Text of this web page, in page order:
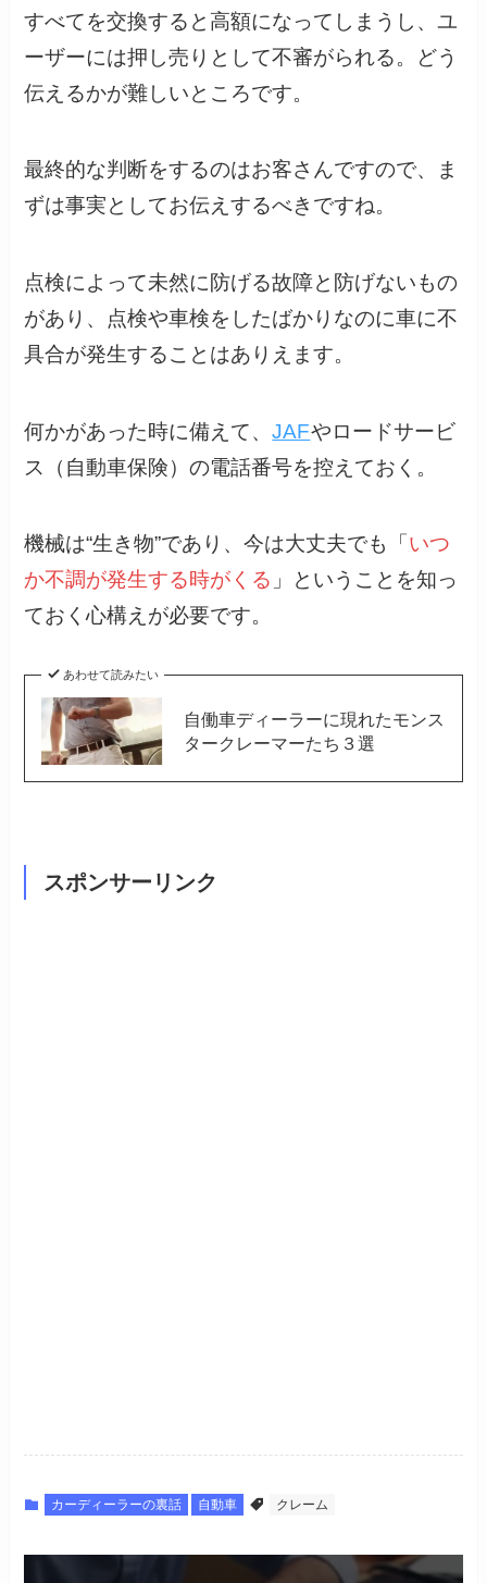
すべてを交換すると高額になってしまうし、ユ
ーザーには押し売りとして不審がられる。どう
伝えるかが難しいところです。
最終的な判断をするのはお客さんですので、ま
ずは事実としてお伝えするべきですね。
点検によって未然に防げる故障と防げないもの
があり、点検や車検をしたばかりなのに車に不
具合が発生することはありえます。
何かがあった時に備えて、JAFやロードサービ
ス（自動車保険）の電話番号を控えておく。
機械は“生き物”であり、今は大丈夫でも「 いつ
か不調が発生する時がくる 」ということを知っ
ておく心構えが必要です。
あわせて読みたい
自働車ディーラーに現れたモンス
タークレーマーたち３選
スポンサーリンク
カーディーラーの裏話 自動車 クレーム